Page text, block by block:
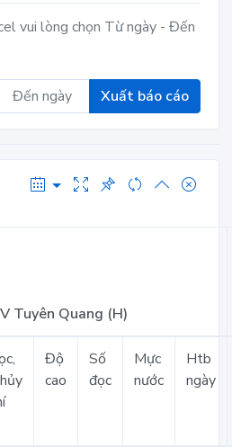
vui lòng chọn Từ ngày - Đến
Xuất báo cáo
Tuyên Quang (H)
Độ
cao
Số
đọc
Mực
nước
Htb
ngày